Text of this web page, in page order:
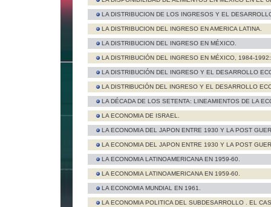
LA DISTRIBUCION DE LOS INGRESOS Y EL
LA DISTRIBUCION DEL INGRESO EN AMERICA LATINA.
LA DISTRIBUCION DEL INGRESO EN MÉXICO.
LA DISTRIBUCIÓN DEL INGRESO EN MÉXICO, 1984-
LA DISTRIBUCIÓN DEL INGRESO Y EL DESARROLLO
LA DISTRlBUCIÓN DEL INGRESO Y EL DESARROLLO
LA DÉCADA DE LOS SETENTA: LINEAMIENTOS DE LA
LA ECONOMIA DE ISRAEL.
LA ECONOMIA DEL JAPON ENTRE 1930 Y LA POST
LA ECONOMIA DEL JAPON ENTRE 1930 Y LA POST
LA ECONOMIA LATINOAMERICANA EN 1959-60.
LA ECONOMIA LATINOAMERICANA EN 1959-60.
LA ECONOMIA MUNDIAL EN 1961.
LA ECONOMIA POLITICA DEL SUBDESARROLLO . EL